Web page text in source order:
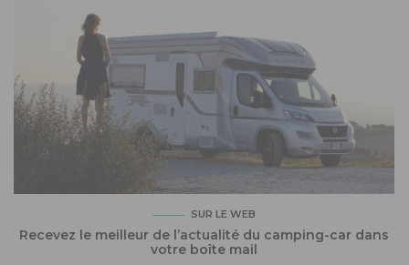
SUR LE WEB
Recevez le meilleur de l’actualité du camping-car dans
votre boîte mail